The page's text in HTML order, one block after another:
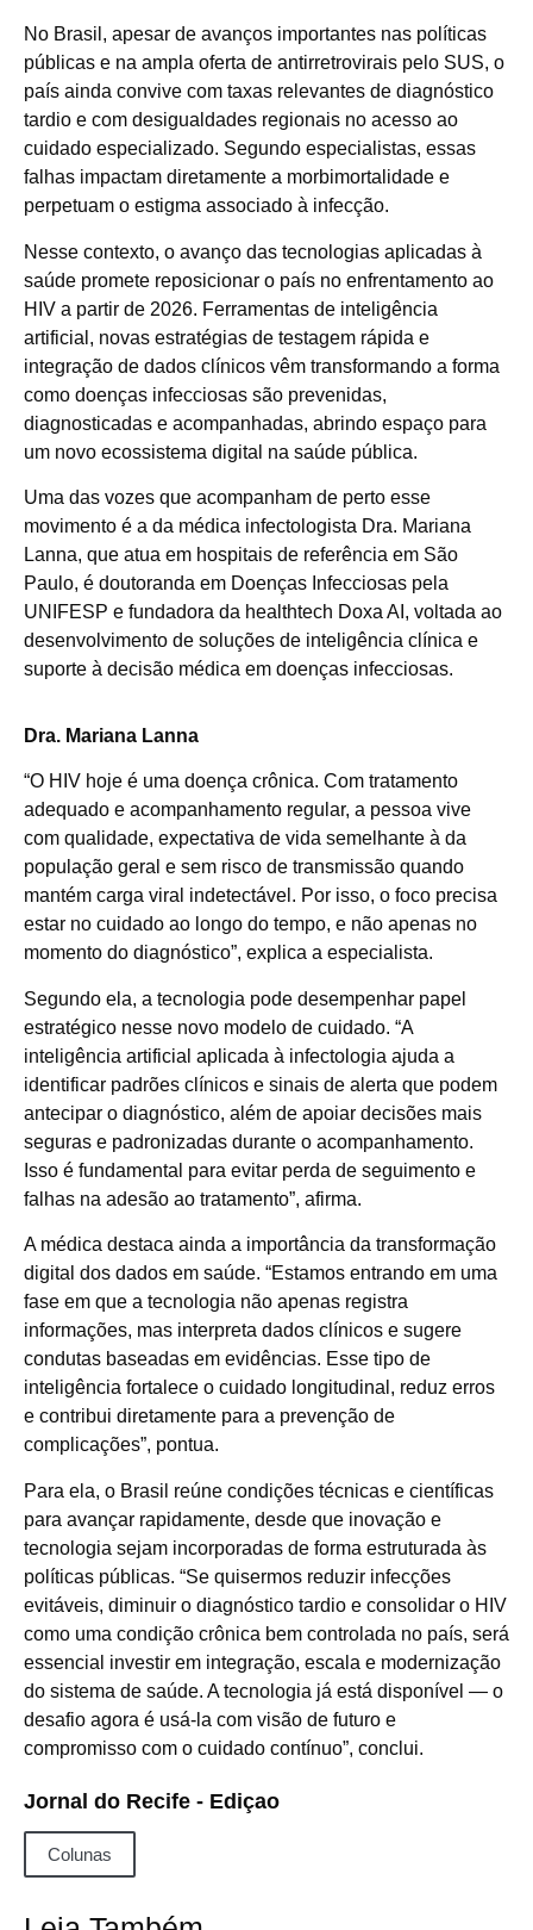
No Brasil, apesar de avanços importantes nas políticas
públicas e na ampla oferta de antirretrovirais pelo SUS, o
país ainda convive com taxas relevantes de diagnóstico
tardio e com desigualdades regionais no acesso ao
cuidado especializado. Segundo especialistas, essas
falhas impactam diretamente a morbimortalidade e
perpetuam o estigma associado à infecção.
Nesse contexto, o avanço das tecnologias aplicadas à
saúde promete reposicionar o país no enfrentamento ao
HIV a partir de 2026. Ferramentas de inteligência
artificial, novas estratégias de testagem rápida e
integração de dados clínicos vêm transformando a forma
como doenças infecciosas são prevenidas,
diagnosticadas e acompanhadas, abrindo espaço para
um novo ecossistema digital na saúde pública.
Uma das vozes que acompanham de perto esse
movimento é a da médica infectologista Dra. Mariana
Lanna, que atua em hospitais de referência em São
Paulo, é doutoranda em Doenças Infecciosas pela
UNIFESP e fundadora da healthtech Doxa AI, voltada ao
desenvolvimento de soluções de inteligência clínica e
suporte à decisão médica em doenças infecciosas.
Dra. Mariana Lanna
“O HIV hoje é uma doença crônica. Com tratamento
adequado e acompanhamento regular, a pessoa vive
com qualidade, expectativa de vida semelhante à da
população geral e sem risco de transmissão quando
mantém carga viral indetectável. Por isso, o foco precisa
estar no cuidado ao longo do tempo, e não apenas no
momento do diagnóstico”, explica a especialista.
Segundo ela, a tecnologia pode desempenhar papel
estratégico nesse novo modelo de cuidado. “A
inteligência artificial aplicada à infectologia ajuda a
identificar padrões clínicos e sinais de alerta que podem
antecipar o diagnóstico, além de apoiar decisões mais
seguras e padronizadas durante o acompanhamento.
Isso é fundamental para evitar perda de seguimento e
falhas na adesão ao tratamento”, afirma.
A médica destaca ainda a importância da transformação
digital dos dados em saúde. “Estamos entrando em uma
fase em que a tecnologia não apenas registra
informações, mas interpreta dados clínicos e sugere
condutas baseadas em evidências. Esse tipo de
inteligência fortalece o cuidado longitudinal, reduz erros
e contribui diretamente para a prevenção de
complicações”, pontua.
Para ela, o Brasil reúne condições técnicas e científicas
para avançar rapidamente, desde que inovação e
tecnologia sejam incorporadas de forma estruturada às
políticas públicas. “Se quisermos reduzir infecções
evitáveis, diminuir o diagnóstico tardio e consolidar o HIV
como uma condição crônica bem controlada no país, será
essencial investir em integração, escala e modernização
do sistema de saúde. A tecnologia já está disponível — o
desafio agora é usá-la com visão de futuro e
compromisso com o cuidado contínuo”, conclui.
Jornal do Recife - Ediçao
Colunas